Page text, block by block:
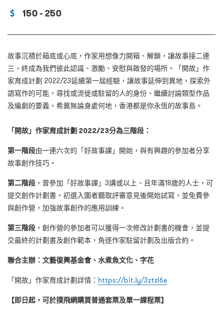
150 - 250
故事沉積於箱底或心底，作家用想像力開箱、解鎖，讓故事接二連
三，終成為我們彼此認識、激勵、安慰與啟發的場所。「開故」作
家育成計劃 2022/23延續第一屆經驗，讓故事延伸到異地，探索外
語寫作的可能，尋找或流徙或駐留的人的身份、繼續討論類型作品
及編劇的要義，希冀無論身處何地，香港都是你永恆的故事島。
「開故」作家育成計劃 2022/23分為三階段：
第一階段由一連六次的「好故事課」開始，與有興趣的參加者分享
故事創作技巧。
第二階段 ， 曾參加「好故事課」3講或以上、且年滿18歲的人士 ，可
提交創作計劃書，初選入圍者聽取評審意見後開始試寫，並免費參
與創作營，加強故事創作的應用訓練。
第三階段 ，創作營的參加者可以獲得一次修改計劃書的機會，並提
交最終的計劃書及創作範本，角逐作家駐留計劃及出版合約。
聯合主辦：文藝復興基金會、水煮魚文化、字花
「開故」作家育成計劃詳情： https://bit.ly/3ztzl6e
【即日起，可於撲飛網購買普通套票及單一課程票】